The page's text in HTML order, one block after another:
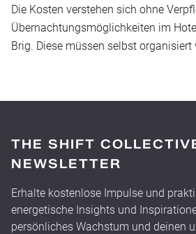
Die Kosten verstehen sich ohne
Übernachtungsmöglichkeiten im
Brig. Diese müssen selbst organisiert
THE SHIFT
NEWSLETTER
Erhalte kostenlose Impulse und
energetische Insights und
persönliches Wachstum und deinen